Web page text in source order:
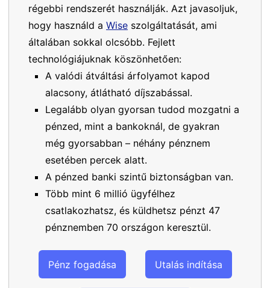
régebbi rendszerét használják. Azt javasoljuk,
hogy használd a Wise szolgáltatását, ami
általában sokkal olcsóbb. Fejlett
technológiájuknak köszönhetően:
A valódi átváltási árfolyamot kapod
alacsony, átlátható díjszabással.
Legalább olyan gyorsan tudod mozgatni a
pénzed, mint a bankoknál, de gyakran
még gyorsabban – néhány pénznem
esetében percek alatt.
A pénzed banki szintű biztonságban van.
Több mint 6 millió ügyfélhez
csatlakozhatsz, és küldhetsz pénzt 47
pénznemben 70 országon keresztül.
Pénz fogadása Utalás indítása